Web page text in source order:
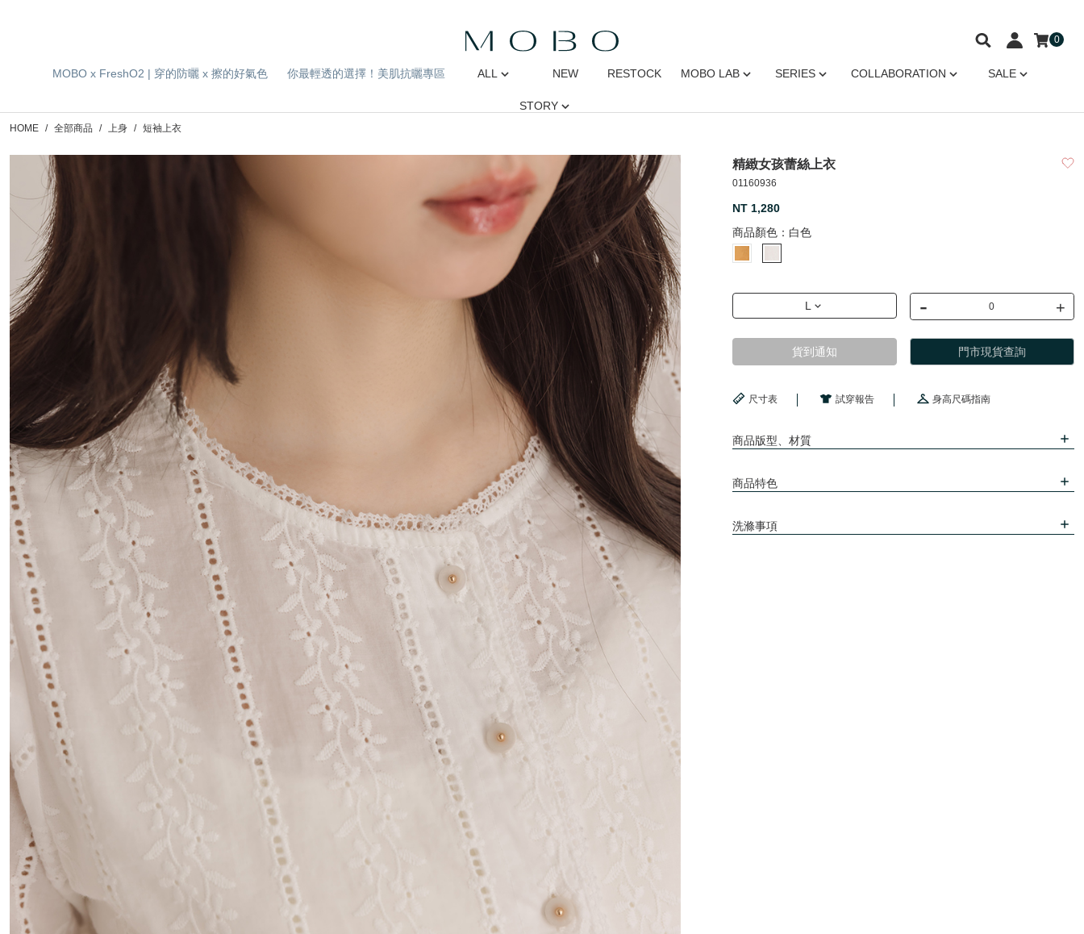
MOBO x FreshO2 | 穿的防曬 x 擦的好氣色 你最輕透的選擇！美肌抗曬專區 ALL NEW RESTOCK MOBO LAB SERIES COLLABORATION SALE
STORY
0
HOME 全部商品 上身 短袖上衣
精緻女孩蕾絲上衣
01160936
NT 1,280
商品顏色： 白色
L - +
貨到通知 門市現貨查詢
尺寸表 試穿報告 身高尺碼指南
商品版型、材質
商品特色
洗滌事項